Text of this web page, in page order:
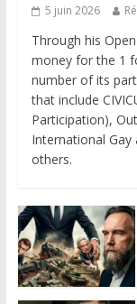
5 juin 2026
Through his
money for the 1
number of its
that include
Participation),
International Gay
others.